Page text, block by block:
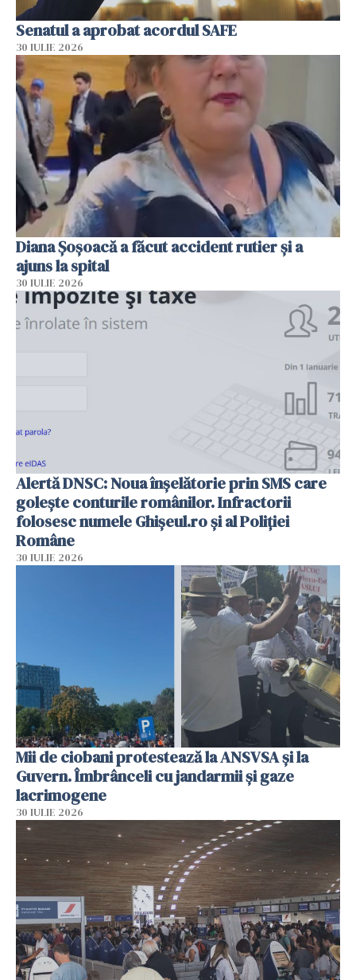
Senatul a aprobat acordul SAFE
30 IULIE 2026
Diana Șoșoacă a făcut accident rutier și a
ajuns la spital
30 IULIE 2026
Alertă DNSC: Noua înșelătorie prin SMS care
golește conturile românilor. Infractorii
folosesc numele Ghișeul.ro și al Poliției
Române
30 IULIE 2026
Mii de ciobani protestează la ANSVSA și la
Guvern. Îmbrânceli cu jandarmii și gaze
lacrimogene
30 IULIE 2026